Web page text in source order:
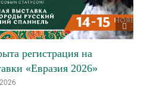
регистрация на
«Евразия 2026»